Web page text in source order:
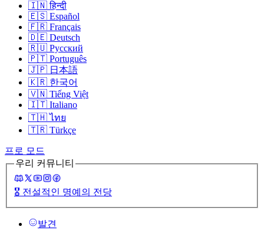
🇮🇳 हिन्दी
🇪🇸 Español
🇫🇷 Français
🇩🇪 Deutsch
🇷🇺 Русский
🇵🇹 Português
🇯🇵 日本語
🇰🇷 한국어
🇻🇳 Tiếng Việt
🇮🇹 Italiano
🇹🇭 ไทย
🇹🇷 Türkçe
프로 모드
우리 커뮤니티
🎖️ 전설적인 명예의 전당
발견